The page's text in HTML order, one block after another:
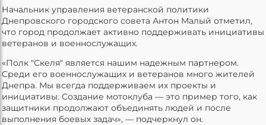
Начальник управления ветеранской политики
Днепровского городского совета Антон Малый отметил,
что город продолжает активно поддерживать инициативы
ветеранов и военнослужащих.
«Полк "Скеля" является нашим надежным партнером.
Среди его военнослужащих и ветеранов много жителей
Днепра. Мы всегда поддерживаем их проекты и
инициативы. Создание мотоклуба — это пример того, как
защитники продолжают объединять людей и после
выполнения боевых задач», — подчеркнул он.